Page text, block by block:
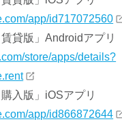
app/id717072560
賃貸版」Androidアプリ
store/apps/details?
入版」iOSアプリ
app/id866872644